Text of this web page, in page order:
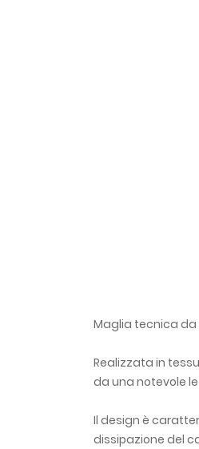
Maglia tecnica da
Realizzata in
da una notevole
Il design è
dissipazione del